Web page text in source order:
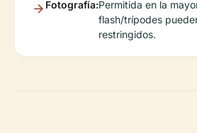
Fotografía:Permitida en la
flash/trípodes
restringidos.